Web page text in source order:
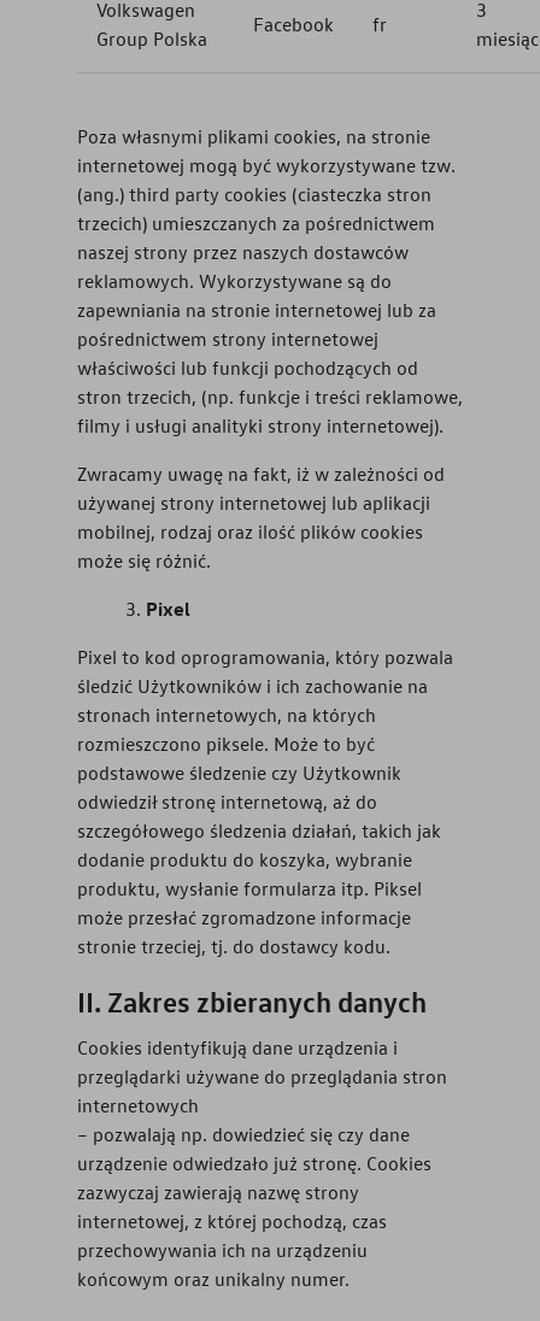
Volkswagen
Group Polska
Facebook fr
3
Poza własnymi plikami cookies, na stronie
internetowej mogą być wykorzystywane tzw.
(ang.) third party cookies (ciasteczka stron
trzecich) umieszczanych za pośrednictwem
naszej strony przez naszych dostawców
reklamowych. Wykorzystywane są do
zapewniania na stronie internetowej lub za
pośrednictwem strony internetowej
właściwości lub funkcji pochodzących od
stron trzecich, (np. funkcje i treści reklamowe,
filmy i usługi analityki strony internetowej).
Zwracamy uwagę na fakt, iż w zależności od
używanej strony internetowej lub aplikacji
mobilnej, rodzaj oraz ilość plików cookies
może się różnić.
Pixel
Pixel to kod oprogramowania, który pozwala
śledzić Użytkowników i ich zachowanie na
stronach internetowych, na których
rozmieszczono piksele. Może to być
podstawowe śledzenie czy Użytkownik
odwiedził stronę internetową, aż do
szczegółowego śledzenia działań, takich jak
dodanie produktu do koszyka, wybranie
produktu, wysłanie formularza itp. Piksel
może przesłać zgromadzone informacje
stronie trzeciej, tj. do dostawcy kodu.
Zakres zbieranych danych
Cookies identyfikują dane urządzenia i
przeglądarki używane do przeglądania stron
internetowych
– pozwalają np. dowiedzieć się czy dane
urządzenie odwiedzało już stronę. Cookies
zazwyczaj zawierają nazwę strony
internetowej, z której pochodzą, czas
przechowywania ich na urządzeniu
końcowym oraz unikalny numer.